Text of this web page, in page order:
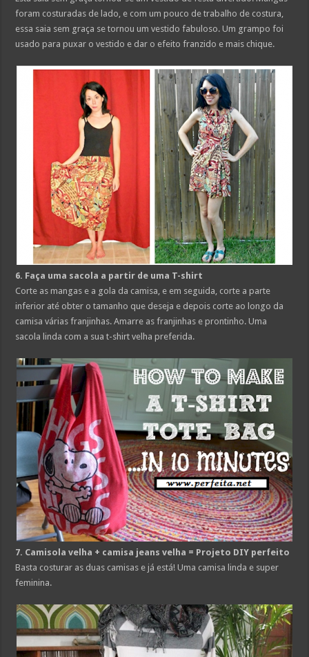
foram costuradas de lado, e com um pouco de trabalho de costura,
essa saia sem graça se tornou um vestido fabuloso. Um grampo foi
usado para puxar o vestido e dar o efeito franzido e mais chique.
6. Faça uma sacola a partir de uma T-shirt
Corte as mangas e a gola da camisa, e em seguida, corte a parte
inferior até obter o tamanho que deseja e depois corte ao longo da
camisa várias franjinhas. Amarre as franjinhas e prontinho. Uma
sacola linda com a sua t-shirt velha preferida.
7. Camisola velha + camisa jeans velha = Projeto DIY perfeito
Basta costurar as duas camisas e já está! Uma camisa linda e super
feminina.